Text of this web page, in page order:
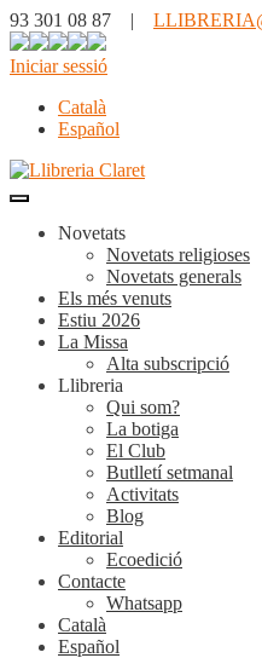
93 301 08 87 |
Iniciar sessió
Català
Español
Novetats
Novetats religioses
Novetats generals
Els més venuts
Estiu 2026
La Missa
Alta subscripció
Llibreria
Qui som?
La botiga
El Club
Butlletí setmanal
Activitats
Blog
Editorial
Ecoedició
Contacte
Whatsapp
Català
Español